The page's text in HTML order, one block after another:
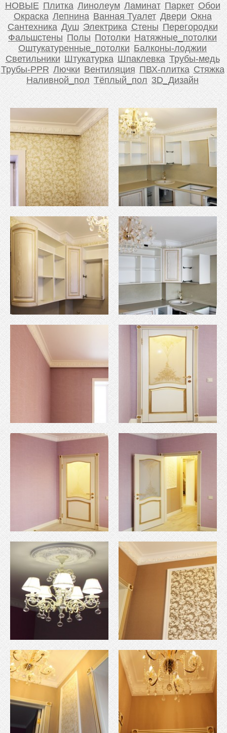
НОВЫЕ Плитка Линолеум Ламинат Паркет Обои
Окраска Лепнина Ванная Туалет Двери Окна
Сантехника Душ Электрика Стены Перегородки
Фальшстены Полы Потолки Натяжные_потолки
Оштукатуренные_потолки Балконы-лоджии
Светильники Штукатурка Шпаклевка Трубы-медь
Трубы-PPR Лючки Вентиляция ПВХ-плитка Стяжка
Наливной_пол Тёплый_пол 3D_Дизайн